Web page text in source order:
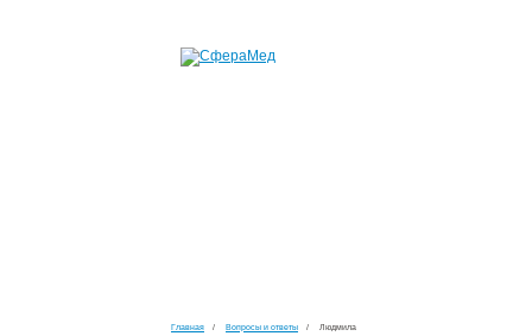
Главная / Вопросы и ответы / Людмила